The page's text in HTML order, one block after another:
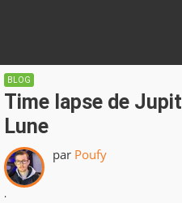
BLOG
Time lapse de
Lune
par Poufy
.